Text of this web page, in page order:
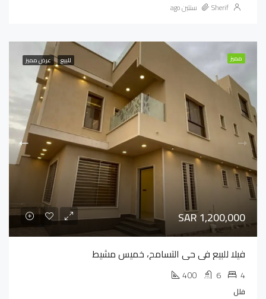
Sherif سنتين ago
مميز للبيع عرض مميز
SAR 1,200,000
فيلا للبيع في حي التسامح، خميس مشيط
4
6
400
فلل